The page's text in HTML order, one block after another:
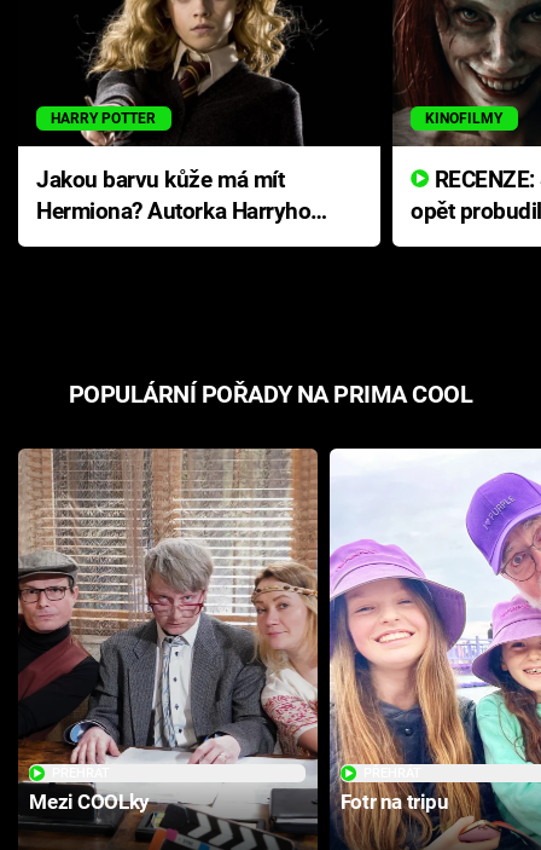
HARRY POTTER
Jakou barvu kůže má mít
Hermiona? Autorka Harryho
Pottera přišla s ráznou
KINOFILMY
opět
přichází s
POPULÁRNÍ POŘADY NA PRIMA COOL
Mezi COOLky Fotr na tripu